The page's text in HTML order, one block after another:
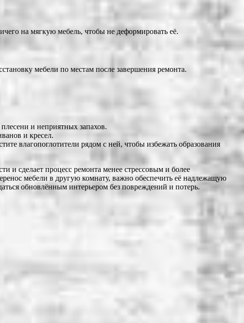
на мягкую мебель, чтобы не деформировать её.
мебели по местам после завершения ремонта.
и неприятных запахов.
и кресел.
влагопоглотители рядом с ней, чтобы избежать образования
и сделает процесс ремонта менее стрессовым и более
мебели в другую комнату, важно обеспечить её надлежащую
обновлённым интерьером без повреждений и потерь.